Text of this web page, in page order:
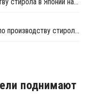
Idemitsu возобновит работу заводов по производству стирола в Японии
поднимают